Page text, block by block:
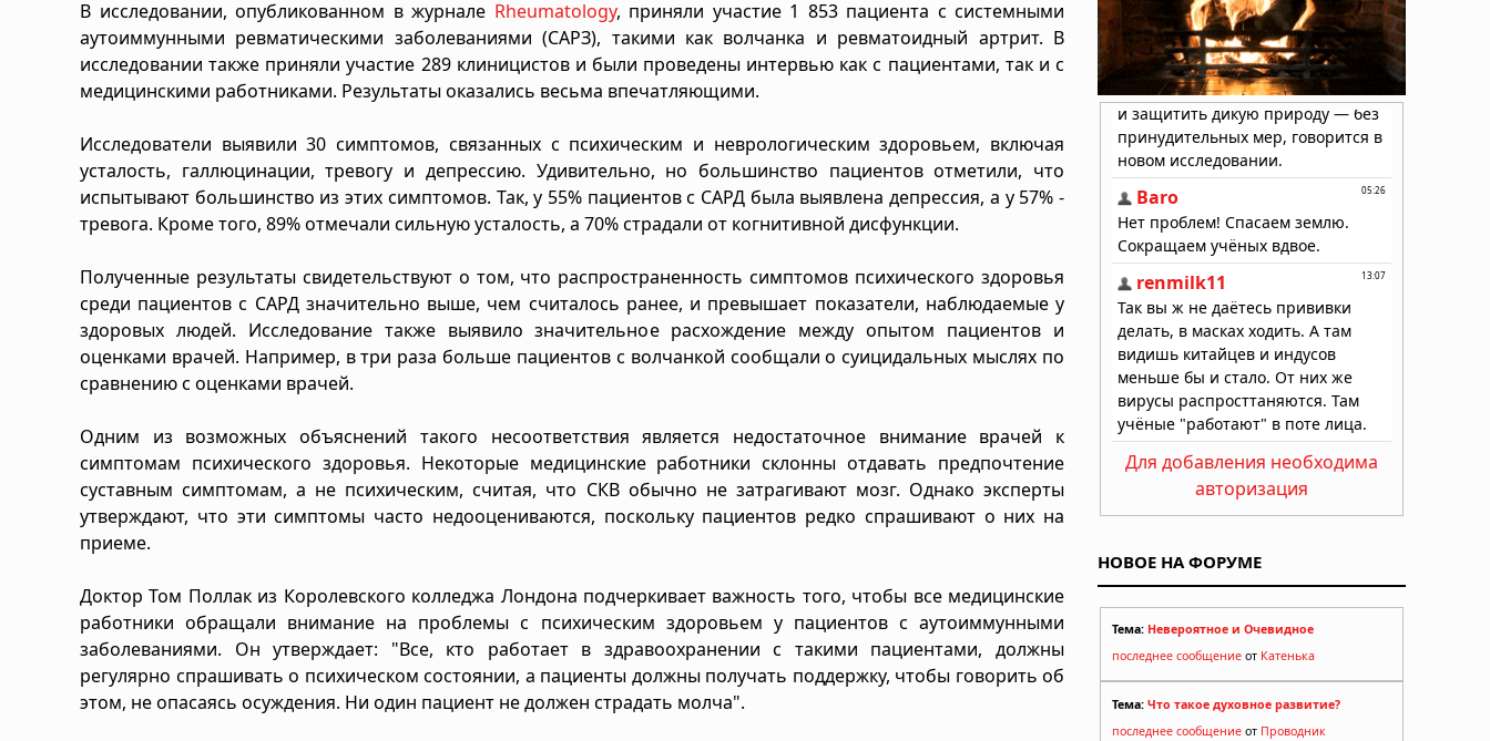
В исследовании, опубликованном в журнале Rheumatology, приняли участие 1 853 пациента с системными
аутоиммунными ревматическими заболеваниями (САРЗ), такими как волчанка и ревматоидный артрит. В
исследовании также приняли участие 289 клиницистов и были проведены интервью как с пациентами, так и с
медицинскими работниками. Результаты оказались весьма впечатляющими.
Исследователи выявили 30 симптомов, связанных с психическим и неврологическим здоровьем, включая
усталость, галлюцинации, тревогу и депрессию. Удивительно, но большинство пациентов отметили, что
испытывают большинство из этих симптомов. Так, у 55% пациентов с САРД была выявлена депрессия, а у 57% -
тревога. Кроме того, 89% отмечали сильную усталость, а 70% страдали от когнитивной дисфункции.
Полученные результаты свидетельствуют о том, что распространенность симптомов психического здоровья
среди пациентов с САРД значительно выше, чем считалось ранее, и превышает показатели, наблюдаемые у
здоровых людей. Исследование также выявило значительное расхождение между опытом пациентов и
оценками врачей. Например, в три раза больше пациентов с волчанкой сообщали о суицидальных мыслях по
сравнению с оценками врачей.
Одним из возможных объяснений такого несоответствия является недостаточное внимание врачей к
симптомам психического здоровья. Некоторые медицинские работники склонны отдавать предпочтение
суставным симптомам, а не психическим, считая, что СКВ обычно не затрагивают мозг. Однако эксперты
утверждают, что эти симптомы часто недооцениваются, поскольку пациентов редко спрашивают о них на
приеме.
Доктор Том Поллак из Королевского колледжа Лондона подчеркивает важность того, чтобы все медицинские
работники обращали внимание на проблемы с психическим здоровьем у пациентов с аутоиммунными
заболеваниями. Он утверждает: "Все, кто работает в здравоохранении с такими пациентами, должны
регулярно спрашивать о психическом состоянии, а пациенты должны получать поддержку, чтобы говорить об
этом, не опасаясь осуждения. Ни один пациент не должен страдать молча".
Для добавления необходима
авторизация
НОВОЕ НА ФОРУМЕ
Тема: Невероятное и Очевидное
последнее сообщение от Катенька
Тема: Что такое духовное развитие?
последнее сообщение от Проводник